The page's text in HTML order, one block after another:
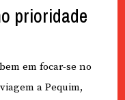
prioridade
em focar-se no
a Pequim,